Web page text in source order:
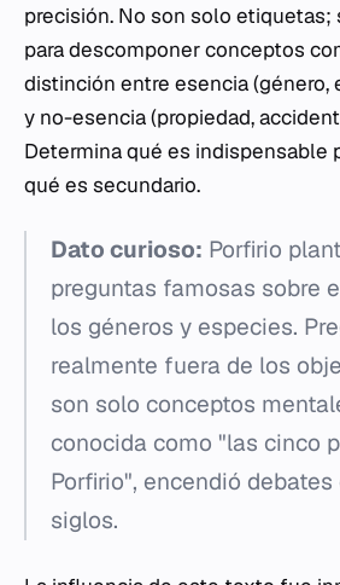
precisión. No son solo etiquetas;
para descomponer conceptos
distinción entre esencia (género,
y no-esencia (propiedad,
Determina qué es indispensable
qué es secundario.
Dato curioso: Porfirio
preguntas famosas sobre
los géneros y especies.
realmente fuera de los
son solo conceptos
conocida como "las cinco
Porfirio", encendió debates
siglos.